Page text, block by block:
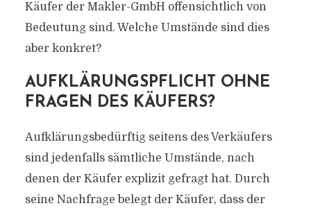
Käufer der Makler-GmbH offensichtlich von
Bedeutung sind. Welche Umstände sind dies
aber konkret?
AUFKLÄRUNGSPFLICHT OHNE
FRAGEN DES KÄUFERS?
Aufklärungsbedürftig seitens des Verkäufers
sind jedenfalls sämtliche Umstände, nach
denen der Käufer explizit gefragt hat. Durch
seine Nachfrage belegt der Käufer, dass der